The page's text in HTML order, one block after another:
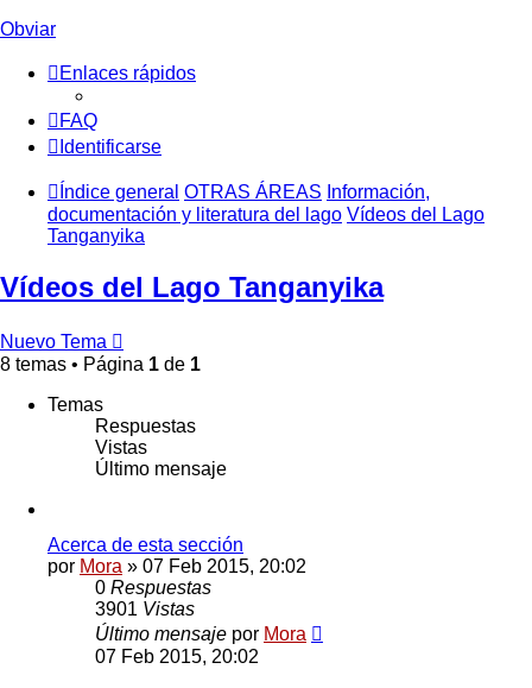
Obviar
Enlaces rápidos
FAQ
Identificarse
Índice general OTRAS ÁREAS Información,
documentación y literatura del lago Vídeos del Lago
Tanganyika
Vídeos del Lago Tanganyika
Nuevo Tema
8 temas • Página 1 de 1
Temas
Respuestas
Vistas
Último mensaje
Acerca de esta sección
por Mora » 07 Feb 2015, 20:02
0 Respuestas
3901 Vistas
Último mensaje por Mora
07 Feb 2015, 20:02